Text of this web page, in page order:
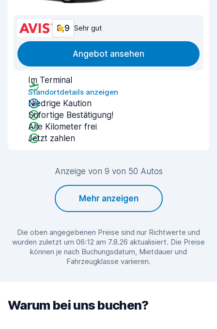
8,9 Sehr gut
Angebot ansehen
Im Terminal
Standortdetails anzeigen
Niedrige Kaution
Sofortige Bestätigung!
Alle Kilometer frei
Jetzt zahlen
Anzeige von 9 von 50 Autos
Mehr anzeigen
Die oben angegebenen Preise sind nur Richtwerte und
wurden zuletzt um 06:12 am 7.8.26 aktualisiert. Die Preise
können je nach Buchungsdatum, Mietdauer und
Fahrzeugklasse variieren.
Warum bei uns buchen?